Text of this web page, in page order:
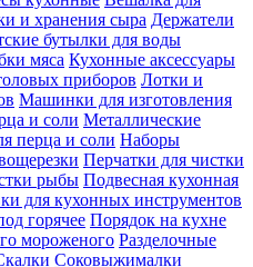
и хранения сыра Держатели
бутылки для воды
мяса Кухонные аксессуары
приборов Лотки и
Машинки для изготовления
и соли Металлические
перца и соли Наборы
Перчатки для чистки
рыбы Подвесная кухонная
для кухонных инструментов
горячее Порядок на кухне
мороженого Разделочные
Соковыжималки